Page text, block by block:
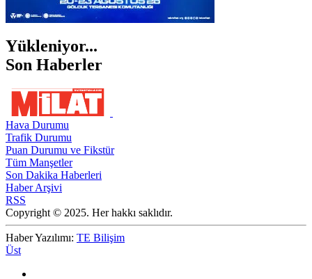
Yükleniyor...
Son Haberler
Hava Durumu
Trafik Durumu
Puan Durumu ve Fikstür
Tüm Manşetler
Son Dakika Haberleri
Haber Arşivi
RSS
Copyright © 2025. Her hakkı saklıdır.
Haber Yazılımı: TE Bilişim
Üst